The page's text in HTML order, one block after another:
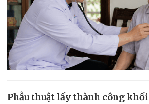
Phẫu thuật lấy thành công khối